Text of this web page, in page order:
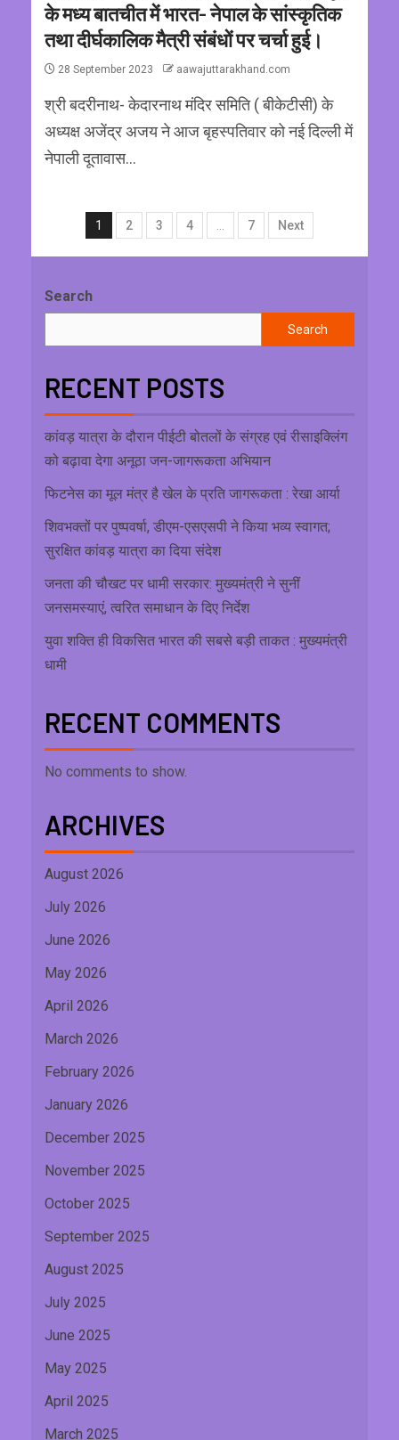
के मध्य बातचीत में भारत- नेपाल के सांस्कृतिक
तथा दीर्घकालिक मैत्री संबंधों पर चर्चा हुई।
28 September 2023 aawajuttarakhand.com
श्री बदरीनाथ- केदारनाथ मंदिर समिति ( बीकेटीसी) के
अध्यक्ष अजेंद्र अजय ने आज बृहस्पतिवार को नई दिल्ली में
नेपाली दूतावास...
1 2 3 4 7 Next
Search
Search
RECENT POSTS
कांवड़ यात्रा के दौरान पीईटी बोतलों के संग्रह एवं रीसाइक्लिंग
को बढ़ावा देगा अनूठा जन-जागरूकता अभियान
फिटनेस का मूल मंत्र है खेल के प्रति जागरूकता : रेखा आर्या
शिवभक्तों पर पुष्पवर्षा, डीएम-एसएसपी ने किया भव्य स्वागत;
सुरक्षित कांवड़ यात्रा का दिया संदेश
जनता की चौखट पर धामी सरकार: मुख्यमंत्री ने सुनीं
जनसमस्याएं, त्वरित समाधान के दिए निर्देश
युवा शक्ति ही विकसित भारत की सबसे बड़ी ताकत : मुख्यमंत्री
धामी
RECENT COMMENTS
No comments to show.
ARCHIVES
August 2026
July 2026
June 2026
May 2026
April 2026
March 2026
February 2026
January 2026
December 2025
November 2025
October 2025
September 2025
August 2025
July 2025
June 2025
May 2025
April 2025
March 2025